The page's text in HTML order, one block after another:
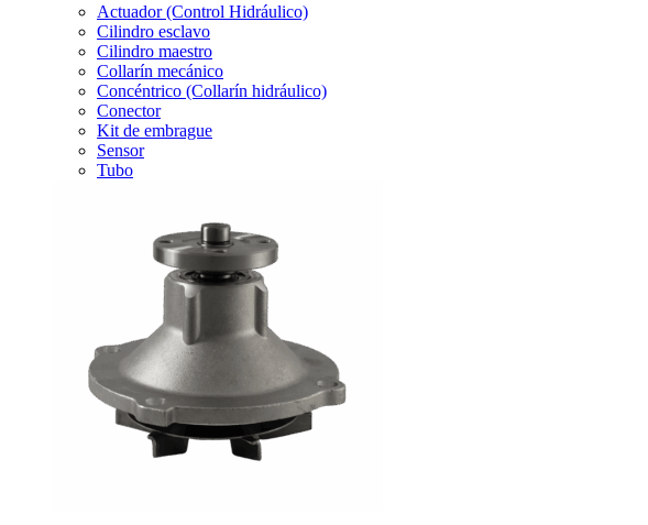
Actuador (Control Hidráulico)
Cilindro esclavo
Cilindro maestro
Collarín mecánico
Concéntrico (Collarín hidráulico)
Conector
Kit de embrague
Sensor
Tubo